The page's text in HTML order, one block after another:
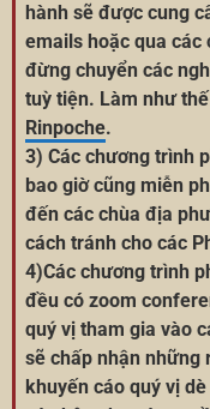
hành sẽ được cung
emails hoặc qua các
đừng chuyển các
tuỳ tiện. Làm như
Rinpoche.
3) Các chương trình
bao giờ cũng miễn
đến các chùa địa
cách tránh cho các
4)Các chương trình
đều có zoom
quý vị tham gia vào
sẽ chấp nhận những
khuyến cáo quý vị